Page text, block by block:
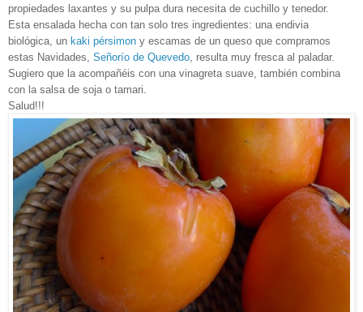
propiedades laxantes y su pulpa dura necesita de cuchillo y tenedor.
Esta ensalada hecha con tan solo tres ingredientes: una endivia
biológica, un kaki pérsimon y escamas de un queso que compramos
estas Navidades, Señorío de Quevedo, resulta muy fresca al paladar.
Sugiero que la acompañéis con una vinagreta suave, también combina
con la salsa de soja o tamari.
Salud!!!